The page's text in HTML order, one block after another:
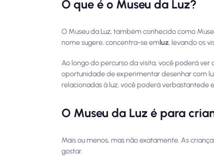
O que é o Museu da Luz?
O Museu da Luz, também conhecido como
nome sugere, concentra-se emluz, levando os
Ao longo do percurso da visita, você poderá ver
oportunidade de experimentar desenhar com
relacionadas à luz, você poderá verbastantede
O Museu da Luz é para
Mais ou menos, mas não exatamente. As
gostar.